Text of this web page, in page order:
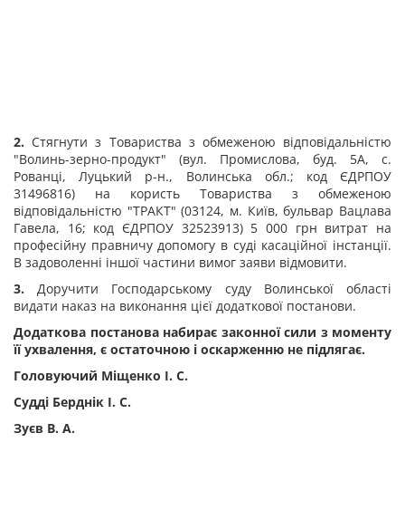
2. Стягнути з Товариства з обмеженою відповідальністю
"Волинь-зерно-продукт"
(вул. Промислова, буд. 5А, с.
Рованці, Луцький р-н., Волинська обл.; код ЄДРПОУ
31496816) на користь Товариства з обмеженою
відповідальністю "ТРАКТ" (03124, м. Київ, бульвар Вацлава
Гавела, 16; код ЄДРПОУ 32523913) 5 000 грн витрат на
професійну правничу допомогу в суді касаційної інстанції.
В задоволенні іншої частини вимог заяви відмовити.
3.Доручити Господарському суду Волинської області
видати наказ на виконання цієї додаткової постанови.
Додаткова постанова набирає законної сили з моменту
її ухвалення, є остаточною і оскарженню не підлягає.
Головуючий Міщенко І. С.
Судді Берднік І. С.
Зуєв В. А.